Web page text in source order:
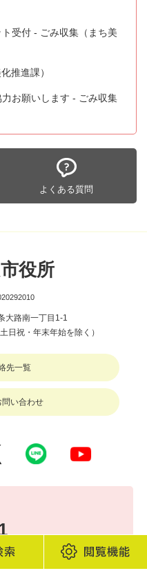
受付 - ごみ収集（まち美
推進課）
力お願いします - ごみ収集
よくある質問
役所
大路南一丁目1-1
日祝・年末年始を除く）
先一覧
問い合わせ
土日祝・年末年始を除く）